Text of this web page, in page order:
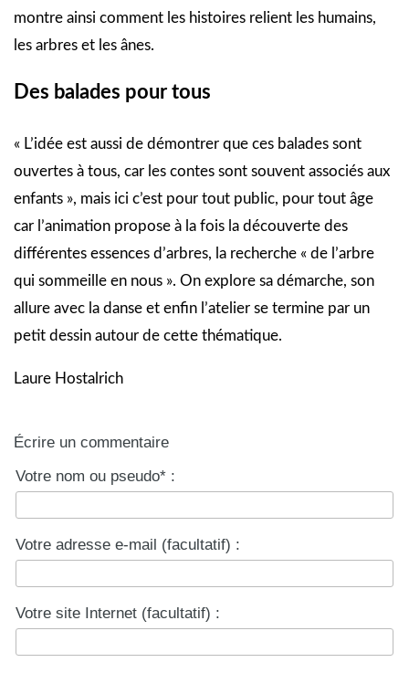
montre ainsi comment les histoires relient les humains,
les arbres et les ânes.
Des balades pour tous
« L’idée est aussi de démontrer que ces balades sont
ouvertes à tous, car les contes sont souvent associés aux
enfants », mais ici c’est pour tout public, pour tout âge
car l’animation propose à la fois la découverte des
différentes essences d’arbres, la recherche « de l’arbre
qui sommeille en nous ». On explore sa démarche, son
allure avec la danse et enfin l’atelier se termine par un
petit dessin autour de cette thématique.
Laure Hostalrich
Écrire un commentaire
Votre nom ou pseudo* :
Votre adresse e-mail (facultatif) :
Votre site Internet (facultatif) :